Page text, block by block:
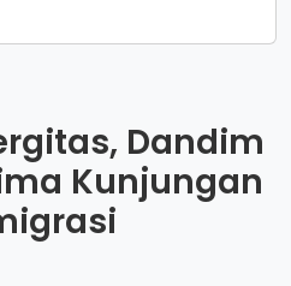
Dandim
Kunjungan